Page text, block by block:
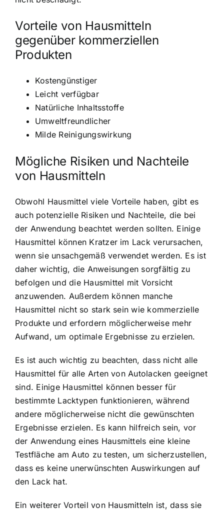
Vorteile von Hausmitteln
gegenüber kommerziellen
Produkten
Kostengünstiger
Leicht verfügbar
Natürliche Inhaltsstoffe
Umweltfreundlicher
Milde Reinigungswirkung
Mögliche Risiken und Nachteile
von Hausmitteln
Obwohl Hausmittel viele Vorteile haben, gibt es
auch potenzielle Risiken und Nachteile, die bei
der Anwendung beachtet werden sollten. Einige
Hausmittel können Kratzer im Lack verursachen,
wenn sie unsachgemäß verwendet werden. Es ist
daher wichtig, die Anweisungen sorgfältig zu
befolgen und die Hausmittel mit Vorsicht
anzuwenden. Außerdem können manche
Hausmittel nicht so stark sein wie kommerzielle
Produkte und erfordern möglicherweise mehr
Aufwand, um optimale Ergebnisse zu erzielen.
Es ist auch wichtig zu beachten, dass nicht alle
Hausmittel für alle Arten von Autolacken geeignet
sind. Einige Hausmittel können besser für
bestimmte Lacktypen funktionieren, während
andere möglicherweise nicht die gewünschten
Ergebnisse erzielen. Es kann hilfreich sein, vor
der Anwendung eines Hausmittels eine kleine
Testfläche am Auto zu testen, um sicherzustellen,
dass es keine unerwünschten Auswirkungen auf
den Lack hat.
Ein weiterer Vorteil von Hausmitteln ist, dass sie